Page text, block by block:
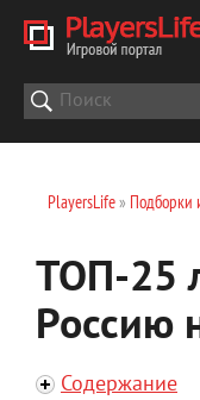
PlayersLife» Подборки
ТОП-25
Россию
Содержание